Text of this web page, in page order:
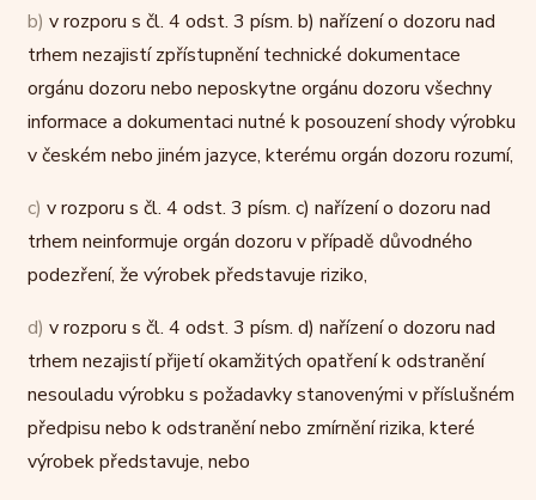
b) v rozporu s čl. 4 odst. 3 písm. b) nařízení o dozoru nad
trhem nezajistí zpřístupnění technické dokumentace
orgánu dozoru nebo neposkytne orgánu dozoru všechny
informace a dokumentaci nutné k posouzení shody výrobku
v českém nebo jiném jazyce, kterému orgán dozoru rozumí,
c) v rozporu s čl. 4 odst. 3 písm. c) nařízení o dozoru nad
trhem neinformuje orgán dozoru v případě důvodného
podezření, že výrobek představuje riziko,
d) v rozporu s čl. 4 odst. 3 písm. d) nařízení o dozoru nad
trhem nezajistí přijetí okamžitých opatření k odstranění
nesouladu výrobku s požadavky stanovenými v příslušném
předpisu nebo k odstranění nebo zmírnění rizika, které
výrobek představuje, nebo